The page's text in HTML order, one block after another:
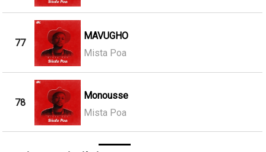
77
MAVUGHO
Mista Poa
78
Monousse
Mista Poa